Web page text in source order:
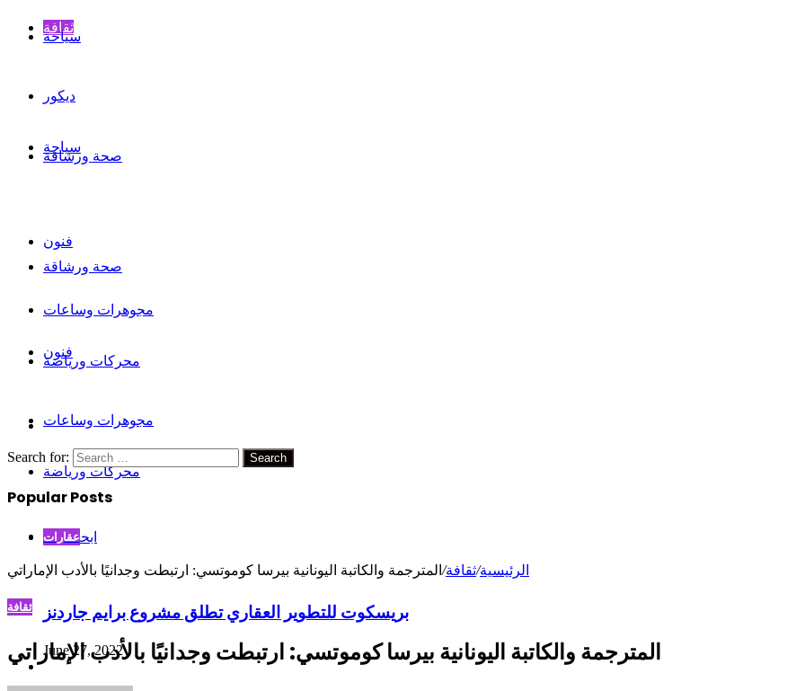
ثقافة
ديكور
سياحة
صحة ورشاقة
فنون
مجوهرات وساعات
محركات ورياضة
ابحث عن
الرئيسية/ثقافة/ المترجمة والكاتبة اليونانية بيرسا كوموتسي: ارتبطت وجدانيًا بالأدب الإماراتي
ثقافة
المترجمة والكاتبة اليونانية بيرسا كوموتسي: ارتبطت وجدانيًا بالأدب الإماراتي
سياحة
صحة ورشاقة
فنون
مجوهرات وساعات
محركات ورياضة
Search for:
Popular Posts
عقارات
بريسكوت للتطوير العقاري تطلق مشروع برايم جاردنز
June 27, 2022